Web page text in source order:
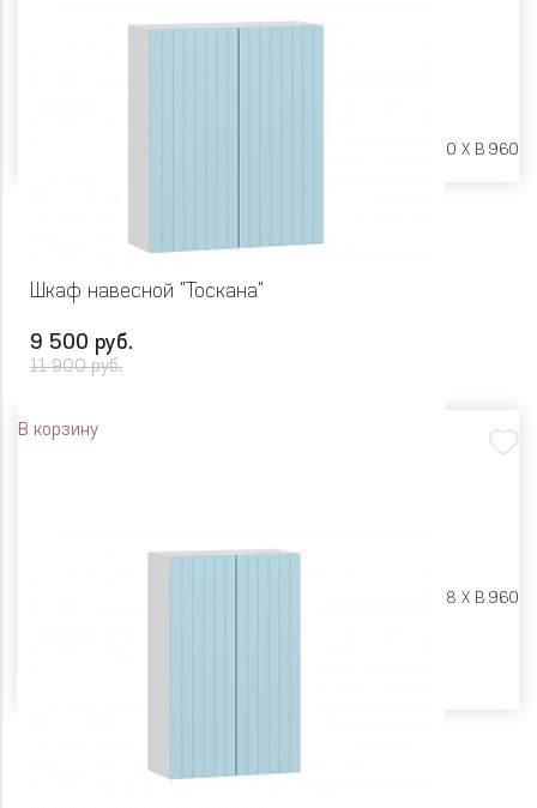
Ш 600 X Г 600 X В 960
Шкаф навесной "Тоскана"
9 500 руб.
11 900 руб.
В корзину
Ш 800 X Г 318 X В 960